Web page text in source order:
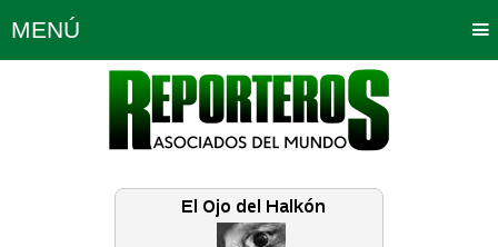
MENÚ
Política Opinión Bogotá
Planeta Tierra Deportes
Educación Neira